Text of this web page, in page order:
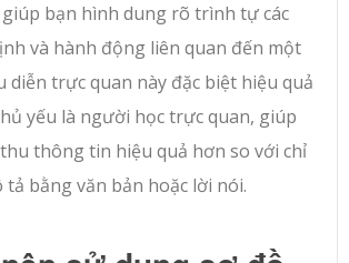
bạn hình dung rõ trình tự các
và hành động liên quan đến một
diễn trực quan này đặc biệt hiệu quả
yếu là người học trực quan, giúp
thông tin hiệu quả hơn so với chỉ
bằng văn bản hoặc lời nói.